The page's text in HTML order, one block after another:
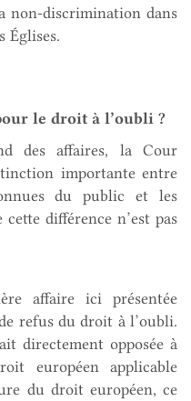
non-discrimination dans
Églises.
le droit à l’oubli ?
des affaires, la Cour
importante entre
du public et les
différence n’est pas
affaire ici présentée
refus du droit à l’oubli.
directement opposée à
européen applicable
du droit européen, ce